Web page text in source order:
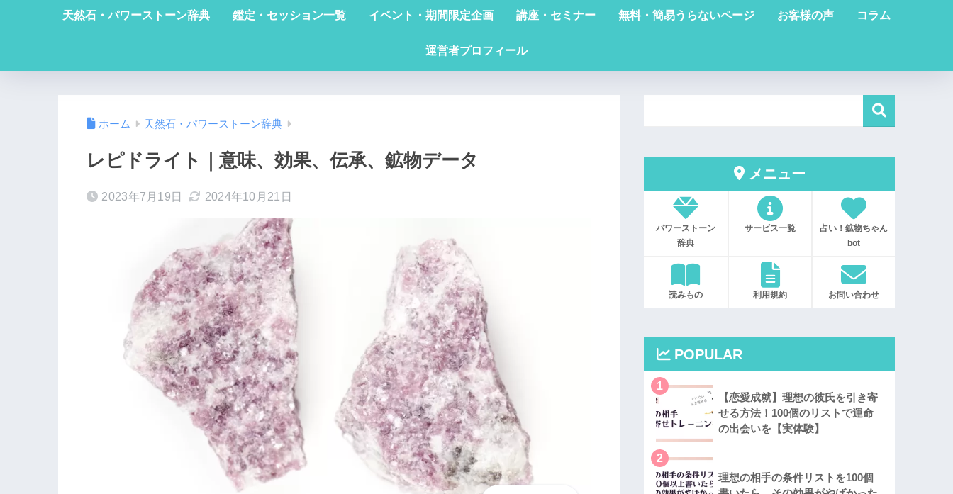
天然石・パワーストーン辞典 鑑定・セッション一覧 イベント・期間限定企画 講座・セミナー 無料・簡易うらないページ お客様の声 コラム
運営者プロフィール
ホーム 天然石・パワーストーン辞典
レピドライト｜意味、効果、伝承、鉱物データ
2023年7月19日 2024年10月21日
メニュー
パワーストーン
辞典
サービス一覧
占い！鉱物ちゃん
bot
読みもの 利用規約 お問い合わせ
POPULAR
1
【恋愛成就】理想の彼氏を引き寄
せる方法！100個のリストで運命
の出会いを【実体験】
2
理想の相手の条件リストを100個